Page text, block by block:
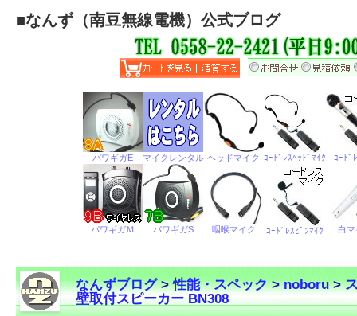
■なんず（南豆無線電機）公式ブログ
なんずブログ>性能・スペック>noboru>
壁取付スピーカー BN308